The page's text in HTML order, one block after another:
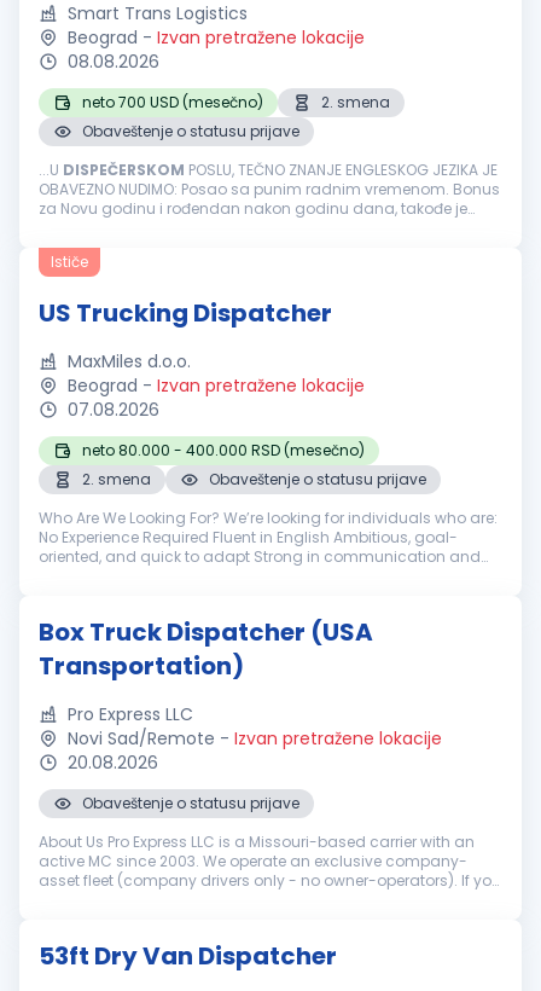
Smart Trans Logistics
Beograd - Izvan pretražene lokacije
08.08.2026
neto 700 USD (mesečno)
2. smena
Obaveštenje o statusu prijave
...U DISPEČERSKOM POSLU, TEČNO ZNANJE ENGLESKOG JEZIKA JE
OBAVEZNO NUDIMO: Posao sa punim radnim vremenom. Bonus
za Novu godinu i rođendan nakon godinu dana, takođe je
dispečera
Ističe
US Trucking Dispatcher
MaxMiles d.o.o.
Beograd - Izvan pretražene lokacije
07.08.2026
neto 80.000 - 400.000 RSD (mesečno)
2. smena
Obaveštenje o statusu prijave
Who Are We Looking For? We’re looking for individuals who are:
No Experience Required Fluent in English Ambitious, goal-
oriented, and quick to adapt Strong in communication and
Box Truck Dispatcher (USA
Transportation)
Pro Express LLC
Novi Sad/Remote - Izvan pretražene lokacije
20.08.2026
Obaveštenje o statusu prijave
About Us Pro Express LLC is a Missouri-based carrier with an
active MC since 2003. We operate an exclusive company-
asset fleet (company drivers only - no owner-operators). If you
53ft Dry Van Dispatcher